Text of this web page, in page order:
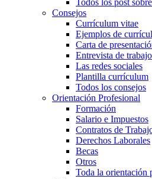
Todos los post
Consejos
Currículum vitae
Ejemplos de
Carta de
Entrevista de trabajo
Las redes sociales
Plantilla currículum
Todos los consejos
Orientación Profesional
Formación
Salario e Impuestos
Contratos de
Derechos Laborales
Becas
Otros
Toda la orientación